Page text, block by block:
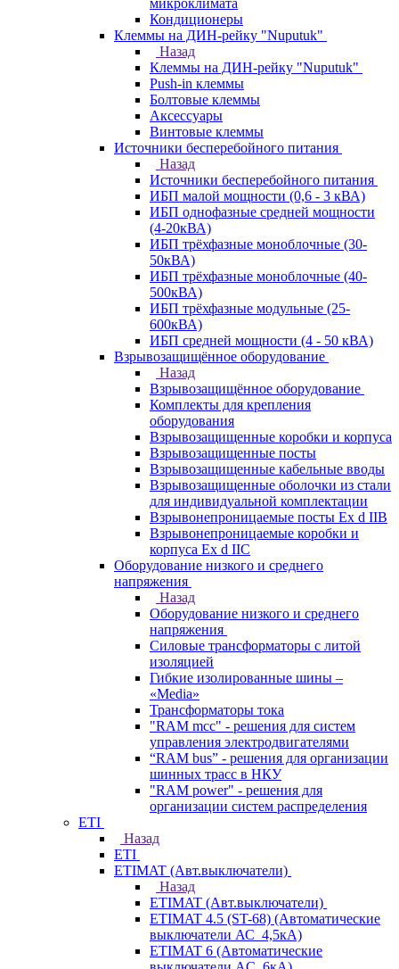
микроклимата
Кондиционеры
Клеммы на ДИН-рейку "Nuputuk"
Назад
Клеммы на ДИН-рейку "Nuputuk"
Push-in клеммы
Болтовые клеммы
Аксессуары
Винтовые клеммы
Источники бесперебойного питания
Назад
Источники бесперебойного питания
ИБП малой мощности (0,6 - 3 кВА)
ИБП однофазные средней мощности
(4-20кВА)
ИБП трёхфазные моноблочные (30-
50кВА)
ИБП трёхфазные моноблочные (40-
500кВА)
ИБП трёхфазные модульные (25-
600кВА)
ИБП средней мощности (4 - 50 кВА)
Взрывозащищённое оборудование
Назад
Взрывозащищённое оборудование
Комплекты для крепления
оборудования
Взрывозащищенные коробки и корпуса
Взрывозащищенные посты
Взрывозащищенные кабельные вводы
Взрывозащищенные оболочки из стали
для индивидуальной комплектации
Взрывонепроницаемые посты Ex d IIB
Взрывонепроницаемые коробки и
корпуса Ex d IIС
Оборудование низкого и среднего
напряжения
Назад
Оборудование низкого и среднего
напряжения
Силовые трансформаторы с литой
изоляцией
Гибкие изолированные шины –
«Media»
Трансформаторы тока
"RAM mcc" - решения для систем
управления электродвигателями
“RAM bus” - решения для организации
шинных трасс в НКУ
"RAM power" - решения для
организации систем распределения
ETI
Назад
ETI
ETIMAT (Авт.выключатели)
Назад
ETIMAT (Авт.выключатели)
ETIMAT 4.5 (ST-68) (Автоматические
выключатели АС_4,5кА)
ETIMAT 6 (Автоматические